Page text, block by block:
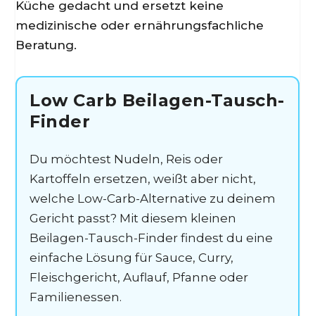
Küche gedacht und ersetzt keine
medizinische oder ernährungsfachliche
Beratung.
Low Carb Beilagen-Tausch-
Finder
Du möchtest Nudeln, Reis oder
Kartoffeln ersetzen, weißt aber nicht,
welche Low-Carb-Alternative zu deinem
Gericht passt? Mit diesem kleinen
Beilagen-Tausch-Finder findest du eine
einfache Lösung für Sauce, Curry,
Fleischgericht, Auflauf, Pfanne oder
Familienessen.